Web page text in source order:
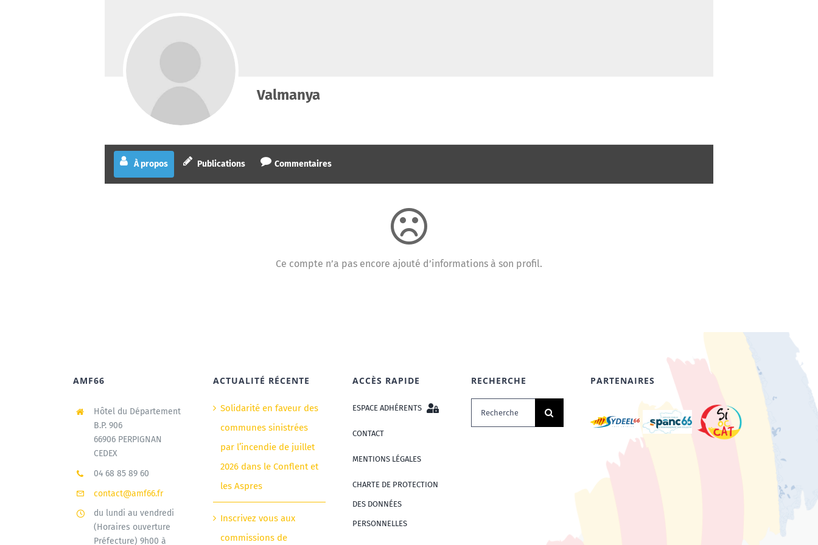
Valmanya
À propos Publications Commentaires
Ce compte n’a pas encore ajouté d’informations à son profil.
AMF66
Hôtel du Département
B.P. 906
66906 PERPIGNAN
CEDEX
04 68 85 89 60
contact@amf66.fr
du lundi au vendredi
(Horaires ouverture
Préfecture) 9h00 à
ACTUALITÉ RÉCENTE
Solidarité en faveur des
communes sinistrées
par l’incendie de juillet
2026 dans le Conflent et
les Aspres
Inscrivez vous aux
commissions de
ACCÈS RAPIDE
ESPACE ADHÉRENTS
CONTACT
MENTIONS LÉGALES
CHARTE DE PROTECTION
DES DONNÉES
PERSONNELLES
RECHERCHE
Rechercher:
PARTENAIRES